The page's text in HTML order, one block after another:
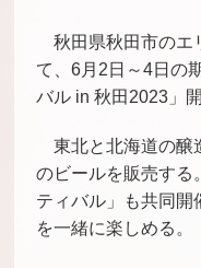
秋田県秋田市のエ
て、6月2日～4日の
バル in 秋田2023」
東北と北海道の醸
のビールを販売する
ティバル」も共同開
を一緒に楽しめる。